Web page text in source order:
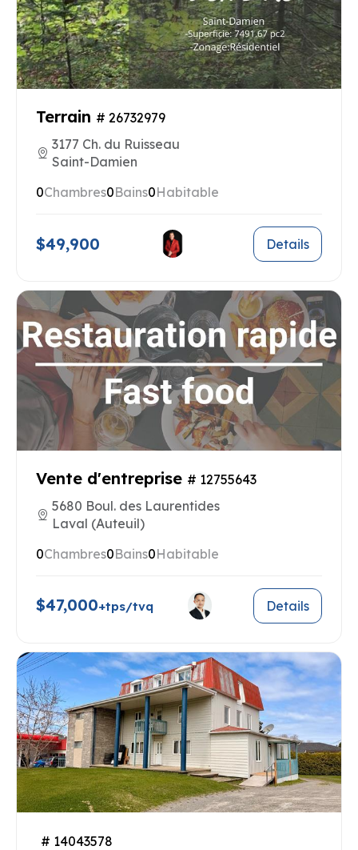
Terrain # 26732979
3177 Ch. du Ruisseau
Saint-Damien
0Chambres0Bains0Habitable
$49,900 Details
Vente d'entreprise # 12755643
5680 Boul. des Laurentides
Laval (Auteuil)
0Chambres0Bains0Habitable
$47,000+tps/tvq Details
# 14043578